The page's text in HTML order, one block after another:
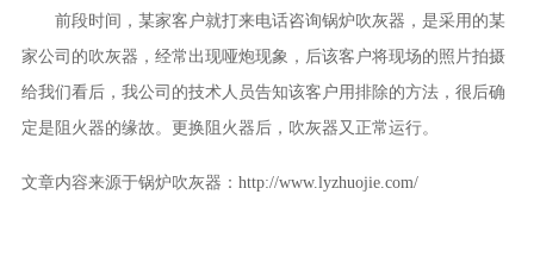
前段时间，某家客户就打来电话咨询锅炉吹灰器，是采用的某
家公司的吹灰器，经常出现哑炮现象，后该客户将现场的照片拍摄
给我们看后，我公司的技术人员告知该客户用排除的方法，很后确
定是阻火器的缘故。更换阻火器后，吹灰器又正常运行。
文章内容来源于锅炉吹灰器： http://www.lyzhuojie.com/